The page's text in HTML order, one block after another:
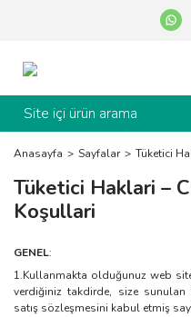
Anasayfa Sayfalar Tüketici
Tüketici Haklari –
Koşullari
GENEL:
1.Kullanmakta olduğunuz web
verdiğiniz takdirde, size
satış sözleşmesini kabul etmiş